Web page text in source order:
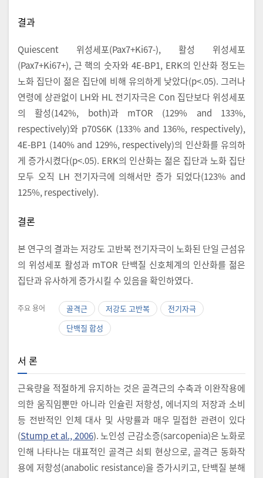
결과
Quiescent 위성세포(Pax7+Ki67-), 활성 위성세포
(Pax7+Ki67+), 근 핵의 숫자와 4E-BP1, ERK의 인산화 정도는
노화 집단이 젊은 집단에 비해 유의하게 낮았다(p<.05). 그러나
연령에 상관없이 LH와 HL 전기자극은 Con 집단보다 위성세포
의 활성(142%, both)과 mTOR (129% and 133%,
respectively)와 p70S6K (133% and 136%, respectively),
4E-BP1 (140% and 129%, respectively)의 인산화를 유의하
게 증가시켰다(p<.05). ERK의 인산화는 젊은 집단과 노화 집단
모두 오직 LH 전기자극에 의해서만 증가 되었다(123% and
125%, respectively).
결론
본 연구의 결과는 저강도 고반복 전기자극이 노화된 단일 근섬유
의 위성세포 활성과 mTOR 단백질 신호체계의 인산화를 젊은
집단과 유사하게 증가시킬 수 있음을 확인하였다.
주요 용어 골격근 저강도 고반복
전기자극
단백질 합성
서 론
근육량을 적절하게 유지하는 것은 골격근의 수축과 이완작용에
의한 움직임뿐만 아니라 인슐린 저항성, 에너지의 저장과 소비
등 전반적인 인체 대사 및 사망률과 매우 밀접한 관련이 있다
(Stump et al., 2006). 노인성 근감소증(sarcopenia)은 노화로
인해 나타나는 대표적인 골격근 쇠퇴 현상으로, 골격근 동화작
용에 저항성(anabolic resistance)을 증가시키고, 단백질 분해